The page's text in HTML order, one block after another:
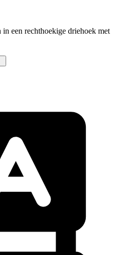
een rechthoekige driehoek met